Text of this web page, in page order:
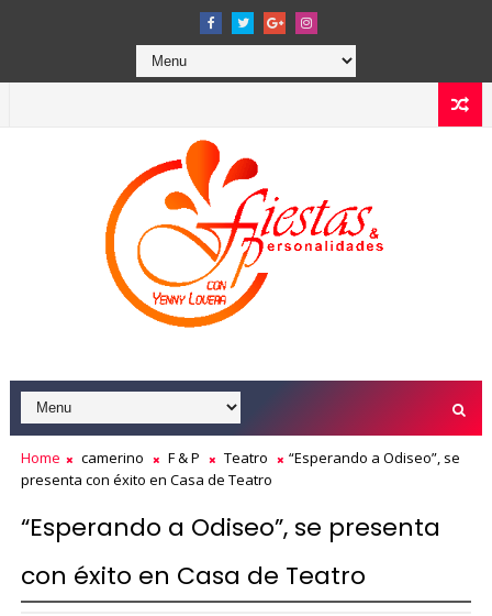
Home camerino F & P Teatro
“Esperando a Odiseo”, se
presenta con éxito en Casa de Teatro
“Esperando a Odiseo”, se presenta
con éxito en Casa de Teatro